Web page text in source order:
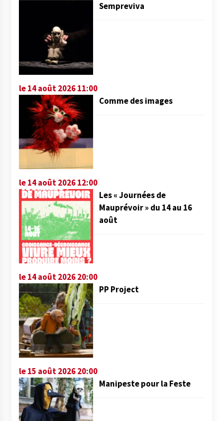
Sempreviva
le 14 août 2026 11:00
Comme des images
le 14 août 2026 12:00
Les « Journées de
Mauprévoir » du 14 au 16
août
le 14 août 2026 20:00
PP Project
le 15 août 2026 20:00
Manipeste pour la Feste